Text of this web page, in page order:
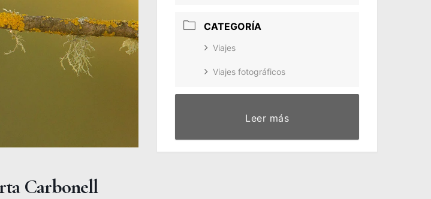
Carbonell
CATEGORÍA
Viajes
Viajes fotográficos
Leer más